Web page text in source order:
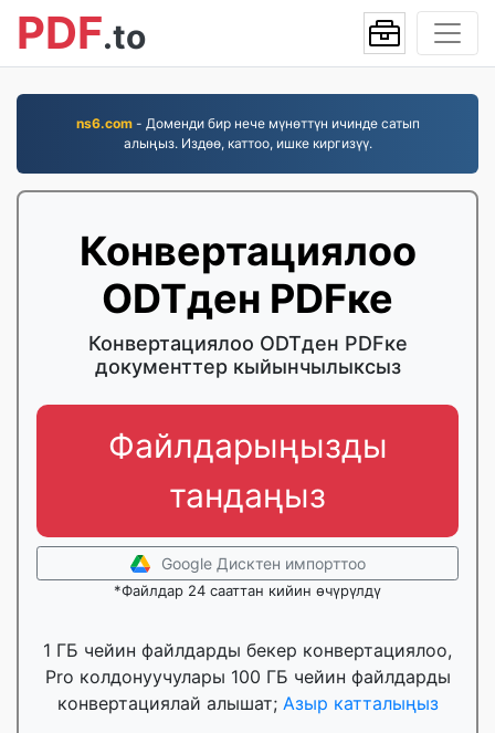
PDF.to
ns6.com- Доменди бир нече мүнөттүн ичинде сатып
алыңыз. Издөө, каттоо, ишке киргизүү.
Конвертациялоо
ODTден PDFке
Конвертациялоо ODTден PDFке
документтер кыйынчылыксыз
Файлдарыңызды
тандаңыз
Google Дисктен импорттоо
*Файлдар 24 сааттан кийин өчүрүлдү
1 ГБ чейин файлдарды бекер конвертациялоо,
Pro колдонуучулары 100 ГБ чейин файлдарды
конвертациялай алышат; Азыр катталыңыз